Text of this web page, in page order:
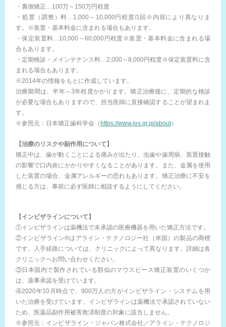
・裏側矯正…100万～150万円程度
・処置（調整）料…1,000～10,000円程度/1回※内容により異なりま
す。※装置・基本料金に含まれる場合もあります。
・保定装置料…10,000～60,000円程度※装置・基本料金に含まれる場
合もあります。
・定期検診・メインテナンス料…2,000～8,000円程度※保定装置料に含
まれる場合もあります。
※2014年の情報をもとに作成しています。
治療期間は、半年～3年程度かかります。矯正治療後に、定期的な検診
が必要な場合もありますので、担当医師に直接確認することが望まれま
す。
※参照元：日本矯正歯科学会（https://www.jos.gr.jp/about）
【治療のリスクや副作用について】
矯正中は、歯が動くことによる痛みが出たり、虫歯や歯周病、装置接触
の影響で口内炎にかかりやすくなることがあります。また、金属を使用
した装置の場合、金属アレルギーの恐れもあります。矯正治療に不安を
感じる方は、事前に必ず医師に相談するようにしてください。
【インビザラインについて】
①インビザラインは薬機法で未承認の医療機器を用いた矯正方法です。
②インビザライン®はアライン・テクノロジー社（米国）の製品の商標
です。入手経路については、クリニックによって異なります。詳細は各
クリニックへお問い合わせください。
③日本国内で製作されている類似のマウスピース矯正装置のいくつか
は、薬事承認を受けています。
④2020年10月時点で、900万人の方がインビザライン・システムを用
いた治療を受けています。インビザラインは薬機法で承認されていない
ため、医薬品副作用被害救済制度の対象に該当しません。
※参照元：インビザライン・ジャパン株式会社／アライン・テクノロジ